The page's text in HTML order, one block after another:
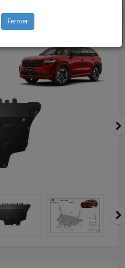
Fermer